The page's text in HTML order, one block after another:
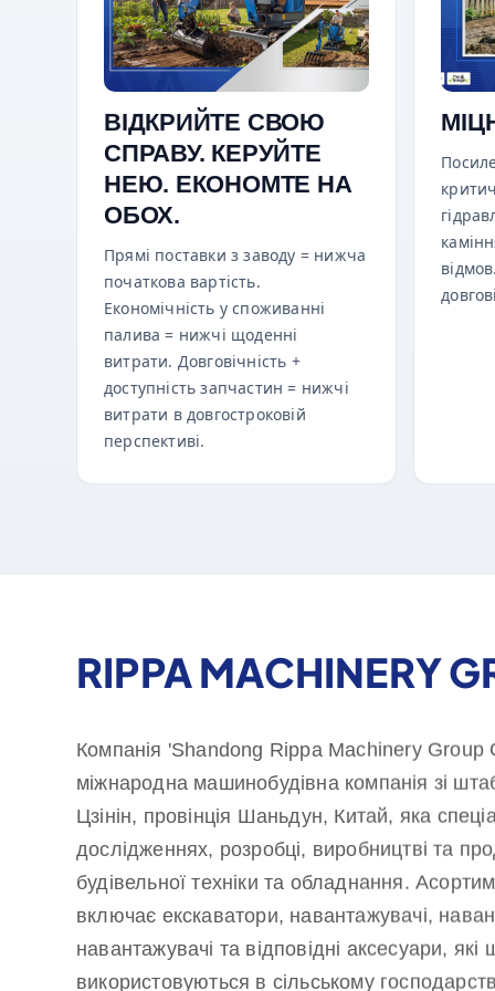
ВІДКРИЙТЕ СВОЮ
СПРАВУ. КЕРУЙТЕ
НЕЮ. ЕКОНОМТЕ НА
ОБОХ.
Прямі поставки з заводу = нижча
початкова вартість.
Економічність у споживанні
палива = нижчі щоденні
витрати. Довговічність +
доступність запчастин = нижчі
витрати в довгостроковій
перспективі.
RIPPA MACHINERY
міжнародна машинобудівна компанія зі
Цзінін, провінція Шаньдун, Китай, яка
дослідженнях, розробці, виробництві та
будівельної техніки та обладнання.
включає екскаватори, навантажувачі,
навантажувачі та відповідні аксесуари, які
використовуються в сільському